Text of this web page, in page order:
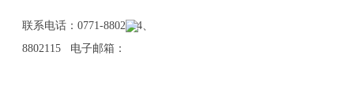
联系电话：0771-8802114、
8802115 电子邮箱：